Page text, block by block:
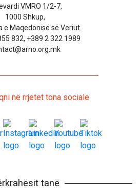
VMRO 1/2-7,
1000 Shkup,
e Maqedonisë së Veriut
832, +389 2 322 1989
në rrjetet tona sociale
tanë